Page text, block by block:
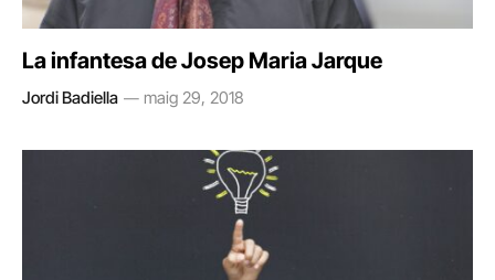
La infantesa de Josep Maria Jarque
Jordi Badiella maig 29, 2018